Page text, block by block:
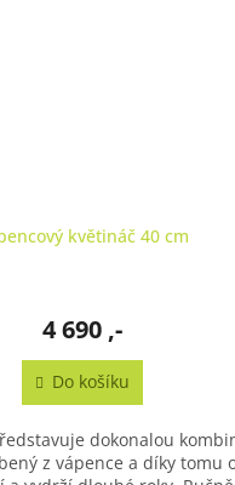
květináč 40 cm
4 690 ,-
Do košíku
dokonalou
z vápence a díky tomu